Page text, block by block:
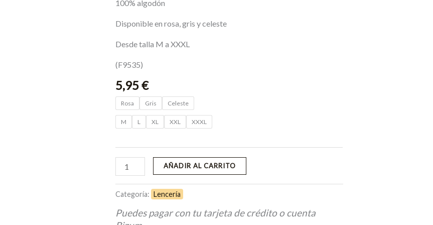
100% algodón
Disponible en rosa, gris y celeste
Desde talla M a XXXL
(F9535)
5,95€
Rosa Gris Celeste
M L XL XXL XXXL
AÑADIR AL CARRITO
Categoría: Lencería
Puedes pagar con tu tarjeta de crédito o cuenta